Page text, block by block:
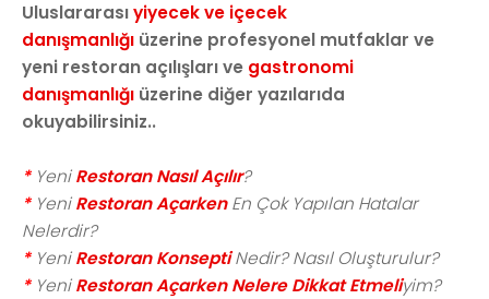
Uluslararasıyiyecek ve içecek
danışmanlığı üzerine profesyonel mutfaklar ve
yeni restoran açılışları ve gastronomi
danışmanlığı üzerine diğer yazılarıda
okuyabilirsiniz..
* YeniRestoran Nasıl Açılır?
* YeniRestoran AçarkenEn Çok Yapılan Hatalar
Nelerdir?
* YeniRestoran KonseptiNedir? Nasıl Oluşturulur?
* YeniRestoran Açarken Nelere Dikkat Etmeliyim?